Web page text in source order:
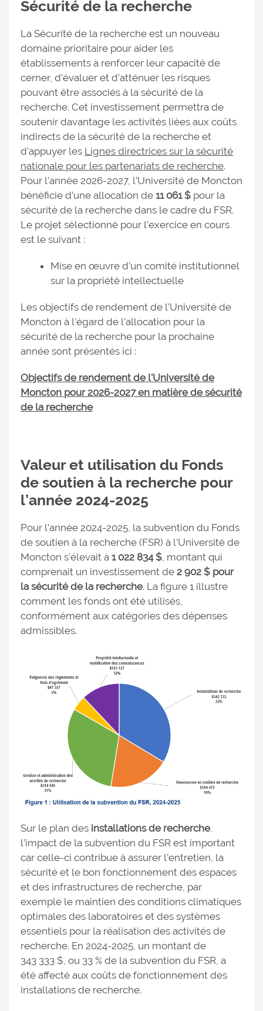
Sécurité de la recherche
La Sécurité de la recherche est un nouveau
domaine prioritaire pour aider les
établissements à renforcer leur capacité de
cerner, d’évaluer et d’atténuer les risques
pouvant être associés à la sécurité de la
recherche. Cet investissement permettra de
soutenir davantage les activités liées aux coûts
indirects de la sécurité de la recherche et
d’appuyer les Lignes directrices sur la sécurité
nationale pour les partenariats de recherche.
Pour l’année 2026-2027, l’Université de Moncton
bénéficie d’une allocation de 11 061 $ pour la
sécurité de la recherche dans le cadre du FSR.
Le projet sélectionné pour l’exercice en cours
est le suivant :
Mise en œuvre d’un comité institutionnel
sur la propriété intellectuelle
Les objectifs de rendement de l’Université de
Moncton à l’égard de l’allocation pour la
sécurité de la recherche pour la prochaine
année sont présentés ici :
Objectifs de rendement de l'Université de
Moncton pour 2026-2027 en matière de sécurité
de la recherche
Valeur et utilisation du Fonds
de soutien à la recherche pour
l’année 2024-2025
Pour l’année 2024-2025, la subvention du Fonds
de soutien à la recherche (FSR) à l’Université de
Moncton s’élevait à 1 022 834 $, montant qui
comprenait un investissement de 2 902 $ pour
la sécurité de la recherche. La figure 1 illustre
comment les fonds ont été utilisés,
conformément aux catégories des dépenses
admissibles.
Sur le plan des installations de recherche,
l’impact de la subvention du FSR est important
car celle-ci contribue à assurer l’entretien, la
sécurité et le bon fonctionnement des espaces
et des infrastructures de recherche, par
exemple le maintien des conditions climatiques
optimales des laboratoires et des systèmes
essentiels pour la réalisation des activités de
recherche. En 2024-2025, un montant de
343 333 $, ou 33 % de la subvention du FSR, a
été affecté aux coûts de fonctionnement des
installations de recherche.